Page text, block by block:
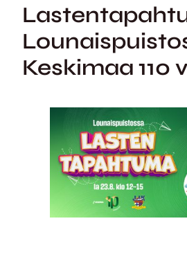
Keskimaa 110